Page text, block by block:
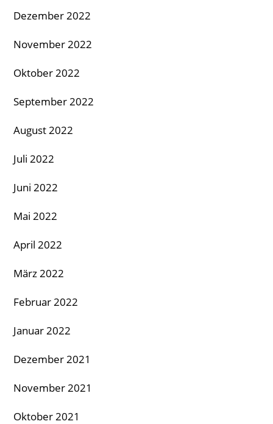
Dezember 2022
November 2022
Oktober 2022
September 2022
August 2022
Juli 2022
Juni 2022
Mai 2022
April 2022
März 2022
Februar 2022
Januar 2022
Dezember 2021
November 2021
Oktober 2021